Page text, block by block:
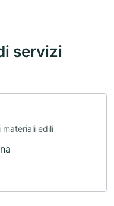
servizi
materiali edili